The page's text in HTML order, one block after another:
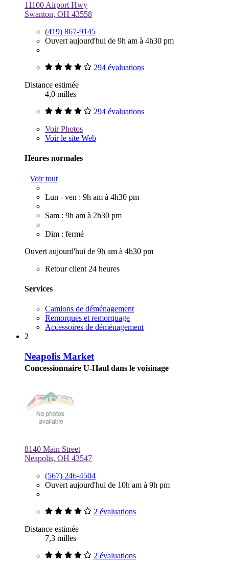
11100 Airport Hwy
Swanton, OH 43558
(419) 867-9145
Ouvert aujourd'hui de 9h am à 4h30 pm
294 évaluations
Distance estimée
4,0 milles
294 évaluations
VoirPhotos
Voir le site Web
Heures normales
Voir tout
Lun - ven : 9h am à 4h30 pm
Sam : 9h am à 2h30 pm
Dim : fermé
Ouvert aujourd'hui de 9h am à 4h30 pm
Retour client 24 heures
Services
Camions de déménagement
Remorques et remorquage
Accessoires de déménagement
2
Neapolis Market
Concessionnaire U-Haul dans le voisinage
8140 Main Street
Neapolis, OH 43547
(567) 246-4504
Ouvert aujourd'hui de 10h am à 9h pm
2 évaluations
Distance estimée
7,3 milles
2 évaluations